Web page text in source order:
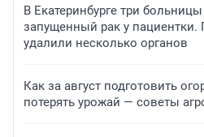
В Екатеринбурге три
запущенный рак у пациентки.
удалили несколько органов
Как за август подготовить
потерять урожай — советы